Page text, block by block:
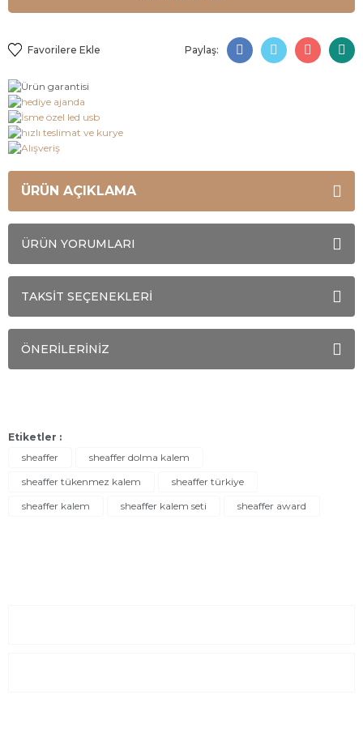
Paylaş:
ÜRÜN AÇIKLAMA
ÜRÜN YORUMLARI
TAKSİT SEÇENEKLERİ
ÖNERİLERİNİZ
Etiketler :
sheaffer
sheaffer dolma kalem
sheaffer tükenmez kalem
sheaffer türkiye
sheaffer kalem
sheaffer kalem seti sheaffer award